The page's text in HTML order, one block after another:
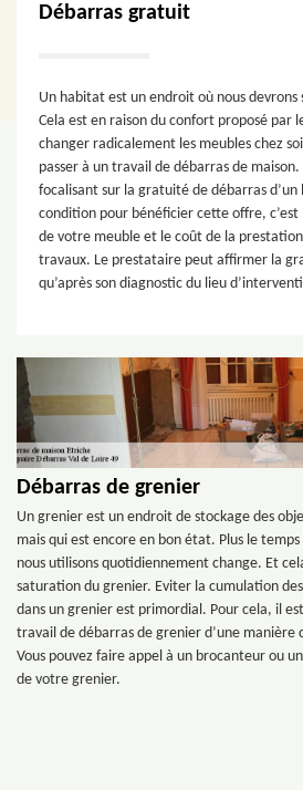
Débarras gratuit
Un habitat est un endroit où nous devrons
Cela est en raison du confort proposé par
changer radicalement les meubles chez
passer à un travail de débarras de
focalisant sur la gratuité de débarras d’un
condition pour bénéficier cette offre,
de votre meuble et le coût de la
travaux. Le prestataire peut affirmer la
qu’après son diagnostic du lieu
Débarras de grenier
Un grenier est un endroit de stockage des
mais qui est encore en bon état. Plus le temps
nous utilisons quotidiennement change. Et
saturation du grenier. Eviter la cumulation
dans un grenier est primordial. Pour cela, il
travail de débarras de grenier d’une manière
Vous pouvez faire appel à un brocanteur ou
de votre grenier.